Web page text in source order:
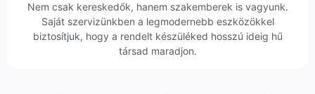
Nem csak kereskedők, hanem szakemberek is vagyunk.
Saját szervizünkben a legmodernebb eszközökkel
biztosítjuk, hogy a rendelt készüléked hosszú ideig hű
társad maradjon.